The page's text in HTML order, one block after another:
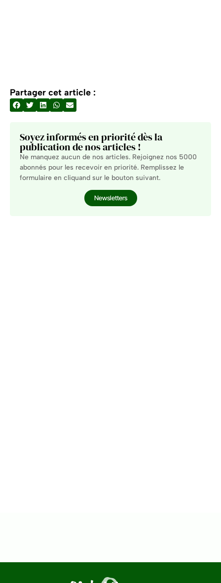
Partager cet article :
Soyez informés en priorité dès la
publication de nos articles !
Ne manquez aucun de nos articles. Rejoignez nos 5000
abonnés pour les recevoir en priorité. Remplissez le
formulaire en cliquand sur le bouton suivant.
Newsletters